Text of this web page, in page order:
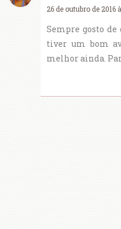
26 de outubro de 2016
Sempre gosto de
tiver um bom
melhor ainda.